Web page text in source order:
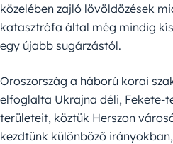
közelében zajló lövöldözések
katasztrófa által még mindig
egy újabb sugárzástól.
Oroszország a háború korai
elfoglalta Ukrajna déli, Fekete-
területeit, köztük Herszon
kezdtünk különböző